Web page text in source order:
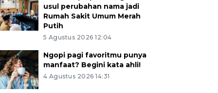
usul perubahan nama jadi
Rumah Sakit Umum Merah
Putih
5 Agustus 2026 12:04
Ngopi pagi favoritmu punya
manfaat? Begini kata ahli!
4 Agustus 2026 14:31